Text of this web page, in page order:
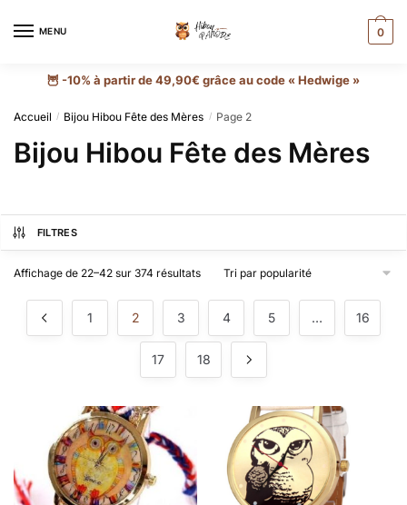
MENU 0
🦉 -10% à partir de 49,90€ grâce au code « Hedwige »
Accueil / Bijou Hibou Fête des Mères / Page 2
Bijou Hibou Fête des Mères
FILTRES
Affichage de 22–42 sur 374 résultats
1 2 3 4 5 … 16
17 18